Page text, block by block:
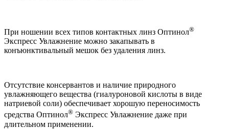
При ношении всех типов контактных линз Оптинол®
Экспресс Увлажнение можно закапывать в
конъюнктивальный мешок без удаления линз.
Отсутствие консервантов и наличие природного
увлажняющего вещества (гиалуроновой кислоты в виде
натриевой соли) обеспечивает хорошую переносимость
средства Оптинол® Экспресс Увлажнение даже при
длительном применении.